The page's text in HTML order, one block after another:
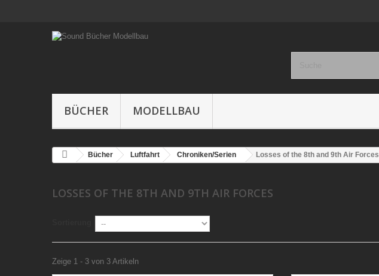
BÜCHER MODELLBAU
Bücher Luftfahrt Chroniken/Serien Losses of the 8th and 9th Air Forces
LOSSES OF THE 8TH AND 9TH AIR FORCES
Zeige 1 - 3 von 3 Artikeln